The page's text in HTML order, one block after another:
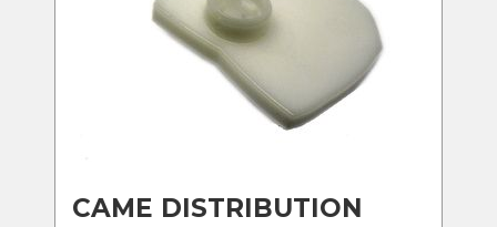
CAME DISTRIBUTION